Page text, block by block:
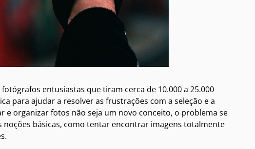
entusiastas que tiram cerca de 10.000 a 25.000
para ajudar a resolver as frustrações com a seleção e a
e organizar fotos não seja um novo conceito, o problema se
básicas, como tentar encontrar imagens totalmente